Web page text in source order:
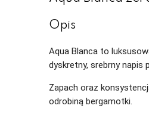
Opis
Aqua Blanca to
dyskretny, srebrny napis
Zapach oraz
odrobiną bergamotki.